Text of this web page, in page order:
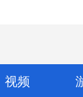
视频